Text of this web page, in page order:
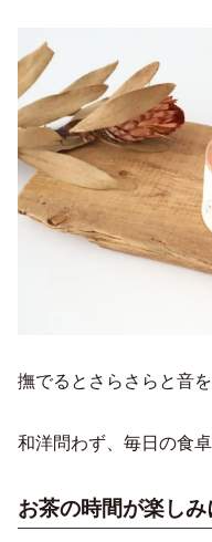
撫でるとさらさらと音
和洋問わず、毎日の食
お茶の時間が楽しみ